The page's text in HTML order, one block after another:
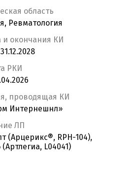
область
Ревматология
и окончания КИ
РКИ
проводящая КИ
Интернешнл»
ЛП
(Арцерикс®, RPH-104),
L04041)